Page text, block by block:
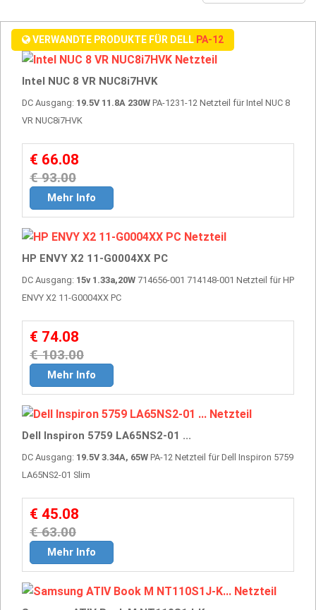
VERWANDTE PRODUKTE FÜR DELL PA-12
Intel NUC 8 VR NUC8i7HVK
DC Ausgang: 19.5V 11.8A 230W PA-1231-12 Netzteil für Intel NUC 8
VR NUC8i7HVK
€ 66.08
€ 93.00
Mehr Info
HP ENVY X2 11-G0004XX PC
DC Ausgang: 15v 1.33a,20W 714656-001 714148-001 Netzteil für HP
ENVY X2 11-G0004XX PC
€ 74.08
€ 103.00
Mehr Info
Dell Inspiron 5759 LA65NS2-01 ...
DC Ausgang: 19.5V 3.34A, 65W PA-12 Netzteil für Dell Inspiron 5759
LA65NS2-01 Slim
€ 45.08
€ 63.00
Mehr Info